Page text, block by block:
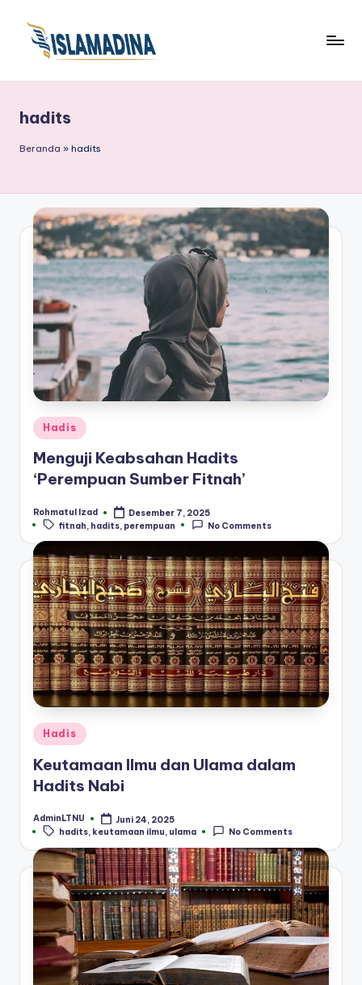
hadits
Beranda » hadits
Posted
in
Hadis
Menguji Keabsahan Hadits
‘Perempuan Sumber Fitnah’
Posted
by
Rohmatul Izad Desember 7, 2025
Tags:
fitnah hadits perempuan No Comments
Posted
Hadis
Keutamaan Ilmu dan Ulama dalam
Hadits Nabi
Posted
by
AdminLTNU Juni 24, 2025
Tags:
hadits, keutamaan ilmu, ulama No Comments